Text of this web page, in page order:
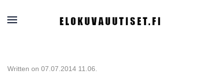
Written on 07.07.2014 11.06